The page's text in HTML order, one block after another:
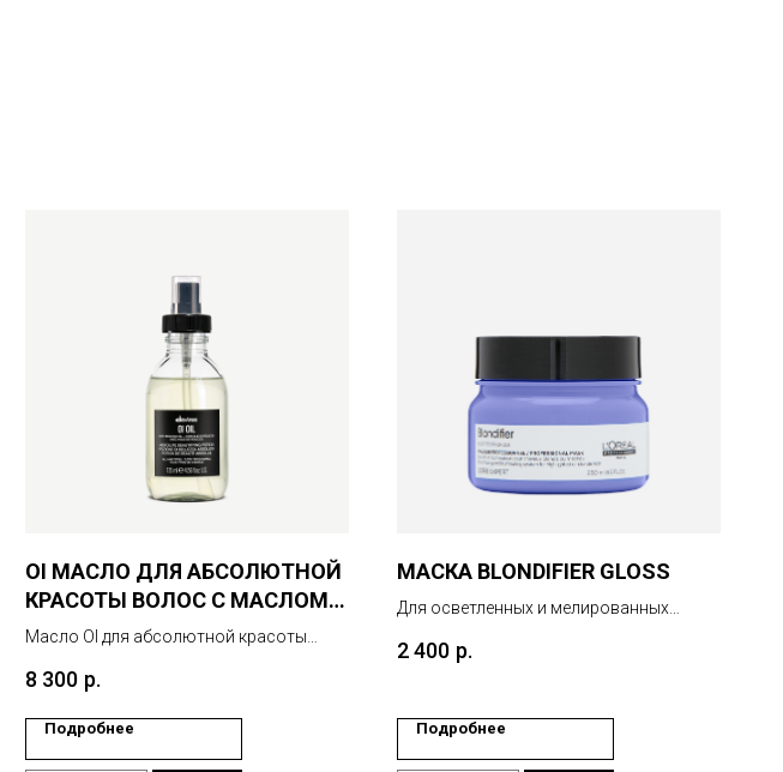
OI МАСЛО ДЛЯ АБСОЛЮТНОЙ
КРАСОТЫ ВОЛОС С МАСЛОМ
АННАТО
Масло OI для абсолютной красоты
защитную пленку. В основе продукта –
содержащее бета-каротин. Благодаря
этому, масло отлично восстанавливает
8 300 р.
Подробнее
МАСКА BLONDIFIER GLOSS
Для осветленных и мелированных
2 400 р.
Подробнее